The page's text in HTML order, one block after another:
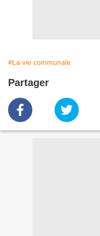
#La vie communale
Partager